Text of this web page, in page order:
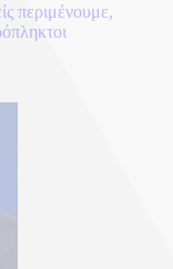
περιμένουμε,